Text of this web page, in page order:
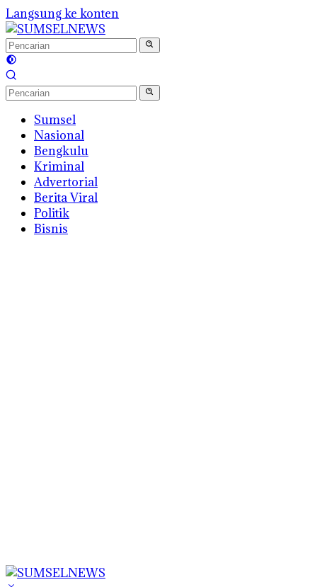
Langsung ke konten
Sumsel
Nasional
Bengkulu
Kriminal
Advertorial
Berita Viral
Politik
Bisnis